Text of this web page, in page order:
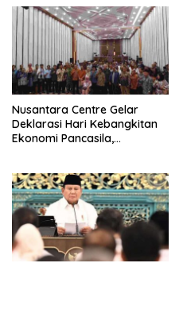
Nusantara Centre Gelar
Deklarasi Hari Kebangkitan
Ekonomi Pancasila,
Penjajahan (Pergolakan
Ekonomi Politik Indonesia) &
Simposium Nasional “Urgensi
Undang-Undang
Perekonomian Nasional dan
Kesejahteraan Sosial dalam